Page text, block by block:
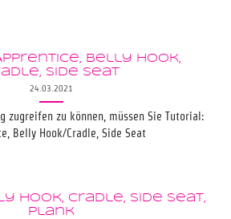
Belly Hook,
Side Seat
24.03.2021
zugreifen zu können, müssen Sie Tutorial:
Belly Hook/Cradle, Side Seat
Hook, Cradle, Side seat,
Plank